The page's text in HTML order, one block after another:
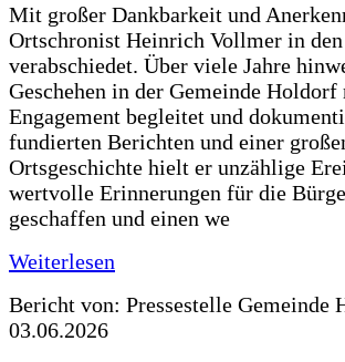
Mit großer Dankbarkeit und
Ortschronist Heinrich Vollmer in
verabschiedet. Über viele Jahre
Geschehen in der Gemeinde
Engagement begleitet und
fundierten Berichten und einer
Ortsgeschichte hielt er unzählige
wertvolle Erinnerungen für die
geschaffen und einen we
Weiterlesen
Bericht von: Pressestelle Gemeinde
03.06.2026